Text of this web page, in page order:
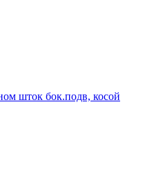
шток бок.подв, косой